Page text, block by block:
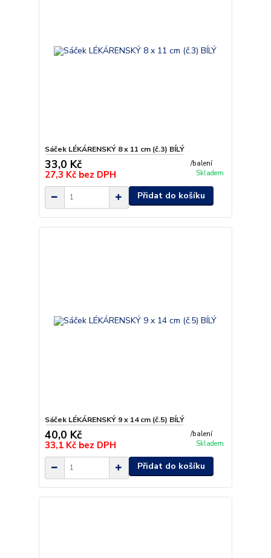
Sáček LÉKÁRENSKÝ 8 x 11 cm (č.3) BÍLÝ
33,0 Kč /balení
27,3 Kč bez DPH Skladem
Přidat do košíku
Sáček LÉKÁRENSKÝ 9 x 14 cm (č.5) BÍLÝ
40,0 Kč /balení
33,1 Kč bez DPH Skladem
Přidat do košíku